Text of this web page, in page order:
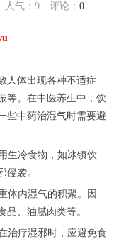
气： 9评论： 0
人体出现各种不适症
等。在中医养生中，饮
些中药治湿气时需要避
生冷食物，如冰镇饮
侵袭。
体内湿气的积聚。因
品、油腻肉类等。
治疗湿邪时，应避免食